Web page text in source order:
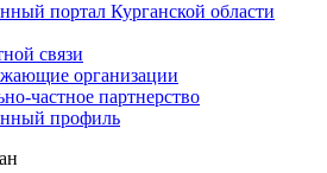
портал Курганской области
связи
организации
частное партнерство
профиль